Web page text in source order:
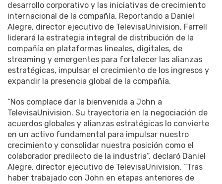
desarrollo corporativo y las iniciativas de crecimiento
internacional de la compañía. Reportando a Daniel
Alegre, director ejecutivo de TelevisaUnivision, Farrell
liderará la estrategia integral de distribución de la
compañía en plataformas lineales, digitales, de
streaming y emergentes para fortalecer las alianzas
estratégicas, impulsar el crecimiento de los ingresos y
expandir la presencia global de la compañía.
“Nos complace dar la bienvenida a John a
TelevisaUnivision. Su trayectoria en la negociación de
acuerdos globales y alianzas estratégicas lo convierte
en un activo fundamental para impulsar nuestro
crecimiento y consolidar nuestra posición como el
colaborador predilecto de la industria”, declaró Daniel
Alegre, director ejecutivo de TelevisaUnivision. “Tras
haber trabajado con John en etapas anteriores de